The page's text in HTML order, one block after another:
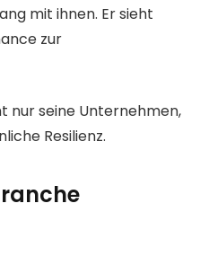
mit ihnen. Er sieht
zur
nur seine Unternehmen,
Resilienz.